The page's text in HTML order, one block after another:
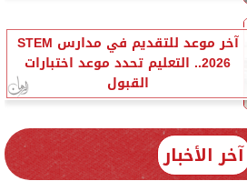
آخر موعد للتقديم في مدارس STEM
2026.. التعليم تحدد موعد اختبارات
القبول
آخر الأخبار